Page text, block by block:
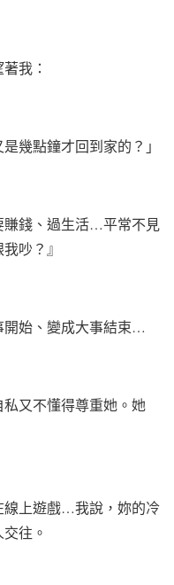
我：
幾點鐘才回到家的？」
賺錢、過生活…平常不見
吵？』
始、變成大事結束…
又不懂得尊重她。她
線上遊戲…我說，妳的冷
往。